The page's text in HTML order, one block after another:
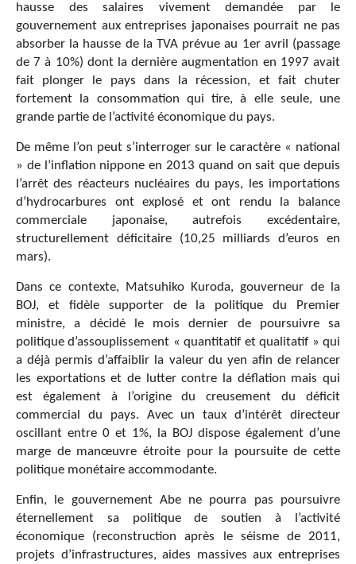
hausse des salaires vivement demandée par le
gouvernement aux entreprises japonaises pourrait ne pas
absorber la hausse de la TVA prévue au 1er avril (passage
de 7 à 10%) dont la dernière augmentation en 1997 avait
fait plonger le pays dans la récession, et fait chuter
fortement la consommation qui tire, à elle seule, une
grande partie de l’activité économique du pays.
De même l’on peut s’interroger sur le caractère « national
» de l’inflation nippone en 2013 quand on sait que depuis
l’arrêt des réacteurs nucléaires du pays, les importations
d’hydrocarbures ont explosé et ont rendu la balance
commerciale japonaise, autrefois excédentaire,
structurellement déficitaire (10,25 milliards d’euros en
mars).
Dans ce contexte, Matsuhiko Kuroda, gouverneur de la
BOJ, et fidèle supporter de la politique du Premier
ministre, a décidé le mois dernier de poursuivre sa
politique d’assouplissement « quantitatif et qualitatif » qui
a déjà permis d’affaiblir la valeur du yen afin de relancer
les exportations et de lutter contre la déflation mais qui
est également à l’origine du creusement du déficit
commercial du pays. Avec un taux d’intérêt directeur
oscillant entre 0 et 1%, la BOJ dispose également d’une
marge de manœuvre étroite pour la poursuite de cette
politique monétaire accommodante.
Enfin, le gouvernement Abe ne pourra pas poursuivre
éternellement sa politique de soutien à l’activité
économique (reconstruction après le séisme de 2011,
projets d’infrastructures, aides massives aux entreprises